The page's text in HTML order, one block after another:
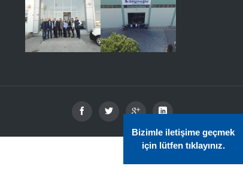
Bizimle iletişime geçmek
için lütfen tıklayınız.
Toplu